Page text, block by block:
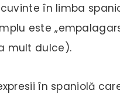
cuvinte în limba
este
mult dulce).
în spaniolă